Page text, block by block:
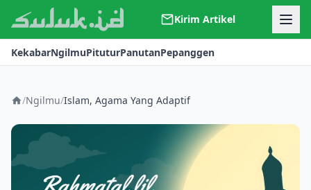
Kirim Artikel
Kerjasama
Kontak
KekabarNgilmuPituturPanutanPepanggen
/Ngilmu/Islam, Agama Yang Adaptif